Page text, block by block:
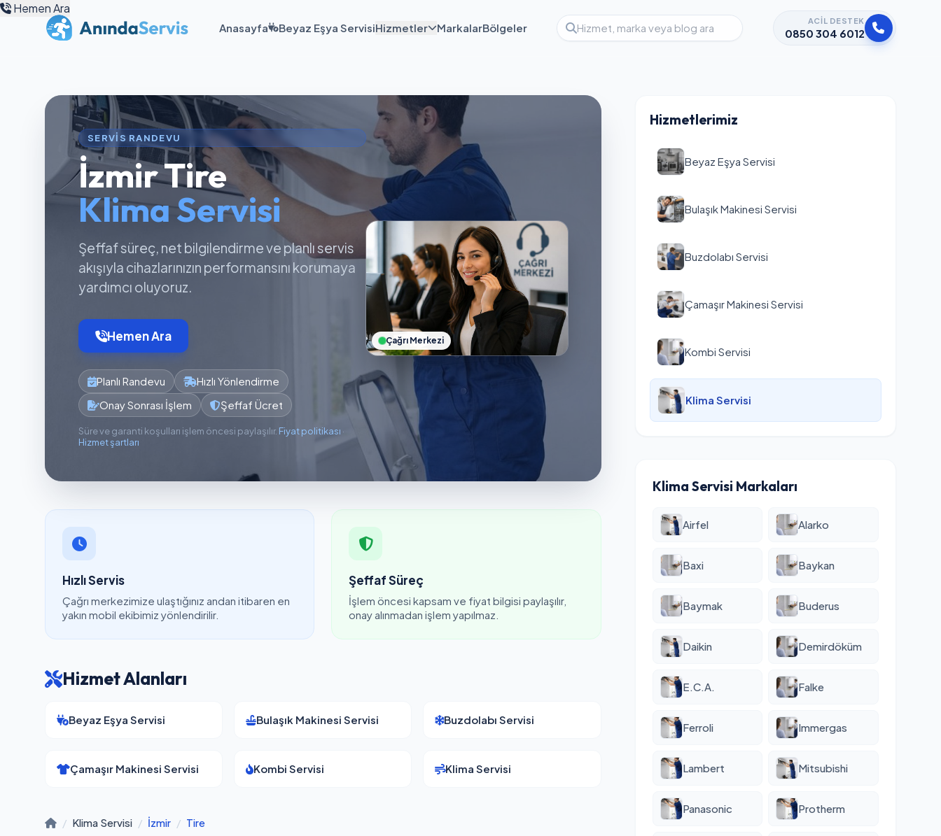
Anasayfa Beyaz Eşya ServisiHizmetler MarkalarBölgeler
ACIL DESTEK
0850 304 6012
Hemen Ara
SERVIS RANDEVU
İzmir Tire
Klima Servisi
Şeffaf süreç, net bilgilendirme ve planlı servis
akışıyla cihazlarınızın performansını korumaya
yardımcı oluyoruz.
Hemen Ara
Planlı Randevu
Hızlı Yönlendirme
Onay Sonrası İşlem
Şeffaf Ücret
Süre ve garanti koşulları işlem öncesi paylaşılır. Fiyat politikası ·
Hizmet şartları
Çağrı Merkezi
Hızlı Servis
Çağrı merkezimize ulaştığınız andan itibaren en
yakın mobil ekibimiz yönlendirilir.
Şeffaf Süreç
İşlem öncesi kapsam ve fiyat bilgisi paylaşılır,
onay alınmadan işlem yapılmaz.
Hizmet Alanları
Beyaz Eşya Servisi Bulaşık Makinesi Servisi Buzdolabı Servisi
Çamaşır Makinesi Servisi Kombi Servisi Klima Servisi
/ Klima Servisi / İzmir / Tire
Hizmetlerimiz
Beyaz Eşya Servisi
Bulaşık Makinesi Servisi
Buzdolabı Servisi
Çamaşır Makinesi Servisi
Kombi Servisi
Klima Servisi
Klima Servisi Markaları
Airfel Alarko
Baxi Baykan
Baymak Buderus
Daikin Demirdöküm
E.C.A. Falke
Ferroli Immergas
Lambert Mitsubishi
Panasonic Protherm